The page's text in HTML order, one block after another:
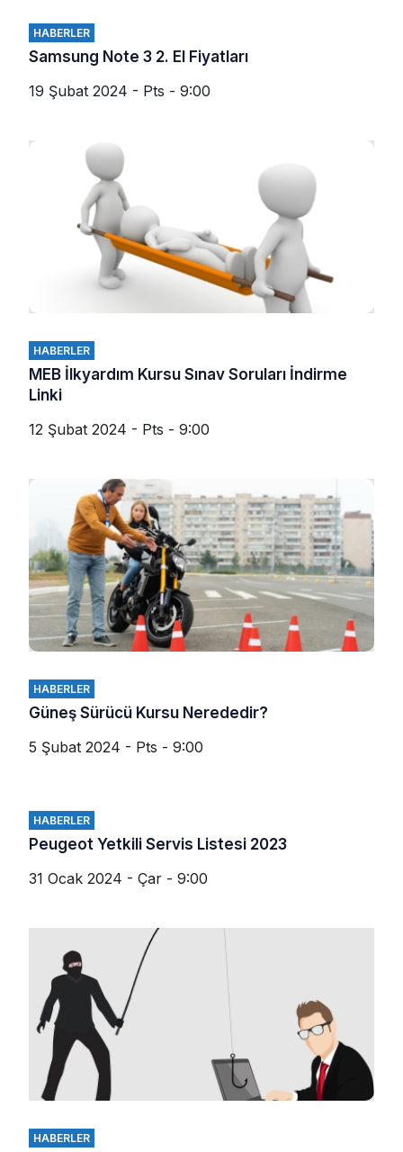
HABERLER
Samsung Note 3 2. El Fiyatları
19 Şubat 2024 - Pts - 9:00
HABERLER
MEB İlkyardım Kursu Sınav Soruları İndirme
Linki
12 Şubat 2024 - Pts - 9:00
HABERLER
Güneş Sürücü Kursu Nerededir?
5 Şubat 2024 - Pts - 9:00
HABERLER
Peugeot Yetkili Servis Listesi 2023
31 Ocak 2024 - Çar - 9:00
HABERLER